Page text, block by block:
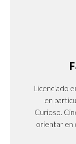
Licenciado
en
Curioso.
orientar en